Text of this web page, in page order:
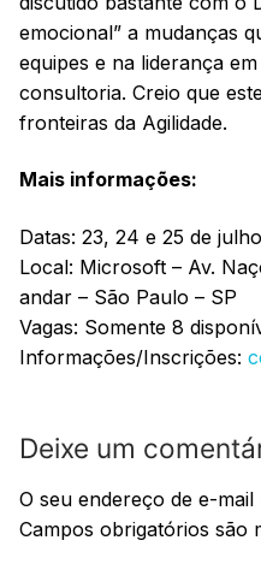
emocional” a mudanças
equipes e na liderança
consultoria. Creio que
fronteiras da Agilidade.
Mais informações:
Datas: 23, 24 e 25 de
Local: Microsoft – Av.
andar – São Paulo – SP
Vagas: Somente 8
Informações/Inscrições:
Deixe um
O seu endereço de e-
Campos obrigatórios são